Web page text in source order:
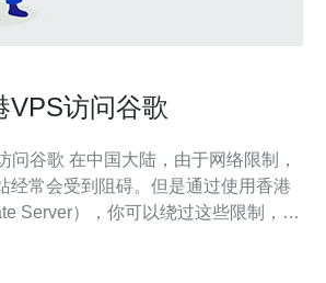
VPS访问谷歌
由于网络限制，
经常会受到阻碍。但是通过使用香港
Server），你可以绕过这些限制，轻